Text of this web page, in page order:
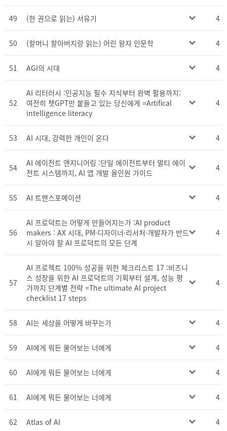
49 (한 권으로 읽는) 서유기 4
50 (할머니 할아버지랑 읽는) 어린 왕자 인문학 4
51 AGI의 시대 4
52
AI 리터러시 :인공지능 필수 지식부터 완벽 활용까지:
여전히 챗GPT만 붙들고 있는 당신에게 =Artifical
intelligence literacy
4
53 AI 시대, 강력한 개인이 온다 4
54
AI 에이전트 엔지니어링 :단일 에이전트부터 멀티 에이
전트 시스템까지, AI 앱 개발 올인원 가이드
4
55 AI 트랜스포메이션 4
56
AI 프로덕트는 어떻게 만들어지는가 :AI product
makers : AX 시대, PM·디자이너·리서처·개발자가 반드
시 알아야 할 AI 프로덕트의 모든 단계
4
57
AI 프로젝트 100% 성공을 위한 체크리스트 17 :비즈니
스 성장을 위한 AI 프로덕트의 기획부터 설계, 성능 평
가까지 단계별 전략 =The ultimate AI project
checklist 17 steps
4
58 AI는 세상을 어떻게 바꾸는가 4
59 AI에게 뭐든 물어보는 너에게 4
60 AI에게 뭐든 물어보는 너에게 4
61 AI에게 뭐든 물어보는 너에게 4
62 Atlas of AI 4